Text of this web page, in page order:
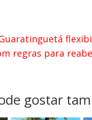
regras para
gostar